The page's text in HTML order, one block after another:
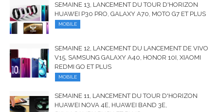
SEMAINE 13, LANCEMENT DU TOUR D'HORIZON
HUAWEI P30 PRO, GALAXY A70, MOTO G7 ET PLUS
MOBILE
SEMAINE 12, LANCEMENT DU LANCEMENT DE VIVO
V15, SAMSUNG GALAXY A40, HONOR 10I, XIAOMI
REDMI GO ET PLUS
MOBILE
SEMAINE 11, LANCEMENT DU TOUR D'HORIZON
HUAWEI NOVA 4E, HUAWEI BAND 3E,